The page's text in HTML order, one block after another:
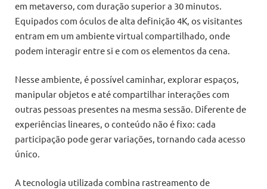
em metaverso, com duração superior a 30 minutos.
Equipados com óculos de alta definição 4K, os visitantes
entram em um ambiente virtual compartilhado, onde
podem interagir entre si e com os elementos da cena.
Nesse ambiente, é possível caminhar, explorar espaços,
manipular objetos e até compartilhar interações com
outras pessoas presentes na mesma sessão. Diferente de
experiências lineares, o conteúdo não é fixo: cada
participação pode gerar variações, tornando cada acesso
único.
A tecnologia utilizada combina rastreamento de